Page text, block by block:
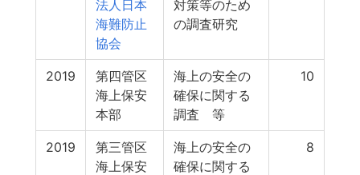
法人日本
海難防止
協会
対策等のため
の調査研究
2019
第四管区
海上保安
本部
海上の安全の
確保に関する
調査 等
10
2019
第三管区
海上保安
海上の安全の
確保に関する
8